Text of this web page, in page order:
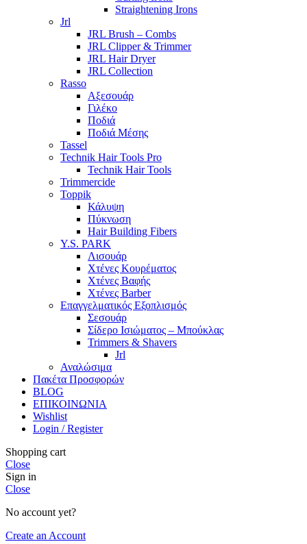
Straightening Irons
Jrl
JRL Brush – Combs
JRL Clipper & Trimmer
JRL Hair Dryer
JRL Collection
Rasso
Αξεσουάρ
Γιλέκο
Ποδιά
Ποδιά Μέσης
Tassel
Technik Hair Tools Pro
Technik Hair Tools
Trimmercide
Toppik
Κάλυψη
Πύκνωση
Hair Building Fibers
Y.S. PARK
Λισουάρ
Χτένες Κουρέματος
Χτένες Βαφής
Χτένες Barber
Επαγγελματικός Εξοπλισμός
Σεσουάρ
Σίδερο Ισιώματος – Μπούκλας
Trimmers & Shavers
Jrl
Αναλώσιμα
Πακέτα Προσφορών
BLOG
ΕΠΙΚΟΙΝΩΝΙΑ
Wishlist
Login / Register
Shopping cart
Close
Sign in
Close
No account yet?
Create an Account